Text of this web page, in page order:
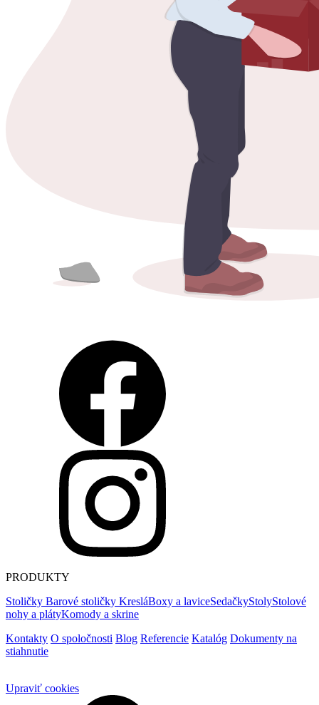
PRODUKTY
Stoličky Barové stoličky KresláBoxy a laviceSedačkyStolyStolové
nohy a plátyKomody a skrine
Kontakty O spoločnosti Blog Referencie Katalóg Dokumenty na
stiahnutie
Upraviť cookies